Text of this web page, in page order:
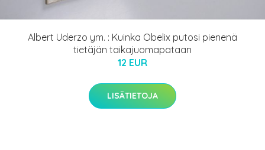
Albert Uderzo ym. : Kuinka Obelix putosi pienenä
tietäjän taikajuomapataan
12 EUR
LISÄTIETOJA